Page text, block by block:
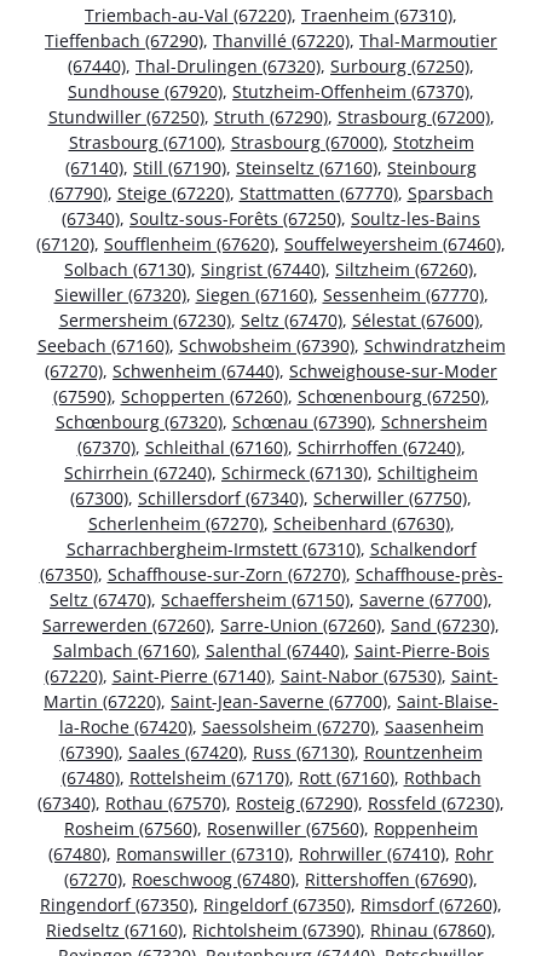
Triembach-au-Val (67220), Traenheim (67310),
Tieffenbach (67290), Thanvillé (67220), Thal-Marmoutier
(67440), Thal-Drulingen (67320), Surbourg (67250),
Sundhouse (67920), Stutzheim-Offenheim (67370),
Stundwiller (67250), Struth (67290), Strasbourg (67200),
Strasbourg (67100), Strasbourg (67000), Stotzheim
(67140), Still (67190), Steinseltz (67160), Steinbourg
(67790), Steige (67220), Stattmatten (67770), Sparsbach
(67340), Soultz-sous-Forêts (67250), Soultz-les-Bains
(67120), Soufflenheim (67620), Souffelweyersheim (67460),
Solbach (67130), Singrist (67440), Siltzheim (67260),
Siewiller (67320), Siegen (67160), Sessenheim (67770),
Sermersheim (67230), Seltz (67470), Sélestat (67600),
Seebach (67160), Schwobsheim (67390), Schwindratzheim
(67270), Schwenheim (67440), Schweighouse-sur-Moder
(67590), Schopperten (67260), Schœnenbourg (67250),
Schœnbourg (67320), Schœnau (67390), Schnersheim
(67370), Schleithal (67160), Schirrhoffen (67240),
Schirrhein (67240), Schirmeck (67130), Schiltigheim
(67300), Schillersdorf (67340), Scherwiller (67750),
Scherlenheim (67270), Scheibenhard (67630),
Scharrachbergheim-Irmstett (67310), Schalkendorf
(67350), Schaffhouse-sur-Zorn (67270), Schaffhouse-près-
Seltz (67470), Schaeffersheim (67150), Saverne (67700),
Sarrewerden (67260), Sarre-Union (67260), Sand (67230),
Salmbach (67160), Salenthal (67440), Saint-Pierre-Bois
(67220), Saint-Pierre (67140), Saint-Nabor (67530), Saint-
Martin (67220), Saint-Jean-Saverne (67700), Saint-Blaise-
la-Roche (67420), Saessolsheim (67270), Saasenheim
(67390), Saales (67420), Russ (67130), Rountzenheim
(67480), Rottelsheim (67170), Rott (67160), Rothbach
(67340), Rothau (67570), Rosteig (67290), Rossfeld (67230),
Rosheim (67560), Rosenwiller (67560), Roppenheim
(67480), Romanswiller (67310), Rohrwiller (67410), Rohr
(67270), Roeschwoog (67480), Rittershoffen (67690),
Ringendorf (67350), Ringeldorf (67350), Rimsdorf (67260),
Riedseltz (67160), Richtolsheim (67390), Rhinau (67860),